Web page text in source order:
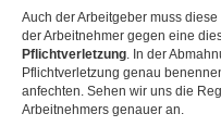
Auch der Arbeitgeber muss
der Arbeitnehmer gegen eine
Pflichtverletzung. In der
Pflichtverletzung genau
anfechten. Sehen wir uns die
Arbeitnehmers genauer an.